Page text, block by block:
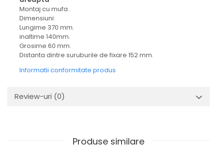
Montaj cu mufa .
Dimensiuni:
Lungime 370 mm.
inaltime 140mm.
Grosime 60 mm.
Distanta dintre suruburile de fixare 152 mm.
Informatii conformitate produs
Review-uri (0)
Produse similare